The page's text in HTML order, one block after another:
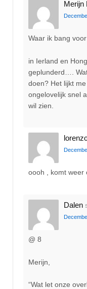
Merijn
Waar ik bang
in Ierland en
geplunderd….
doen? Het lijkt
ongelovelijk snel
wil zien.
oooh , komt weer
Dalen
@ 8
Merijn,
“Wat let onze